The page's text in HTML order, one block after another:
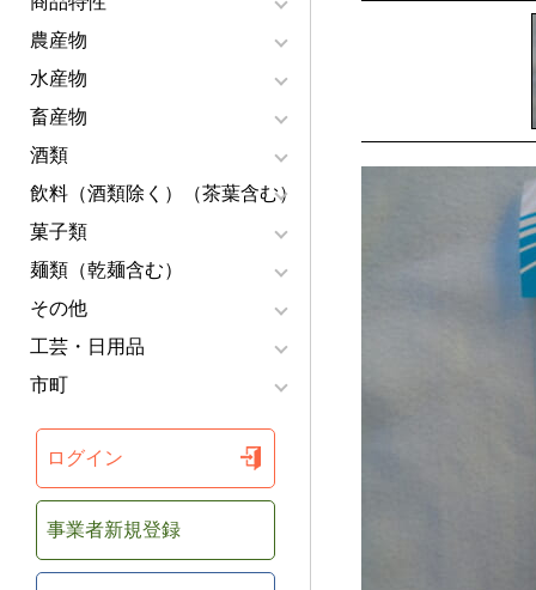
農産物
水産物
畜産物
酒類
飲料（酒類除く）（茶葉含む）
菓子類
麺類（乾麺含む）
その他
工芸・日用品
市町
ログイン
事業者新規登録